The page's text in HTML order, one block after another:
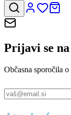
Prijavi se na
Občasna sporočila